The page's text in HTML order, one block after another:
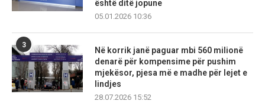
është ditë jopune
05.01.2026 10:36
3
Në korrik janë paguar mbi 560 milionë
denarë për kompensime për pushim
mjekësor, pjesa më e madhe për lejet e
lindjes
28.07.2026 15:52